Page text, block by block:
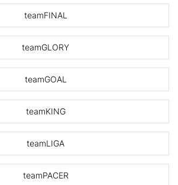
teamFINAL
teamGLORY
teamGOAL
teamKING
teamLIGA
teamPACER